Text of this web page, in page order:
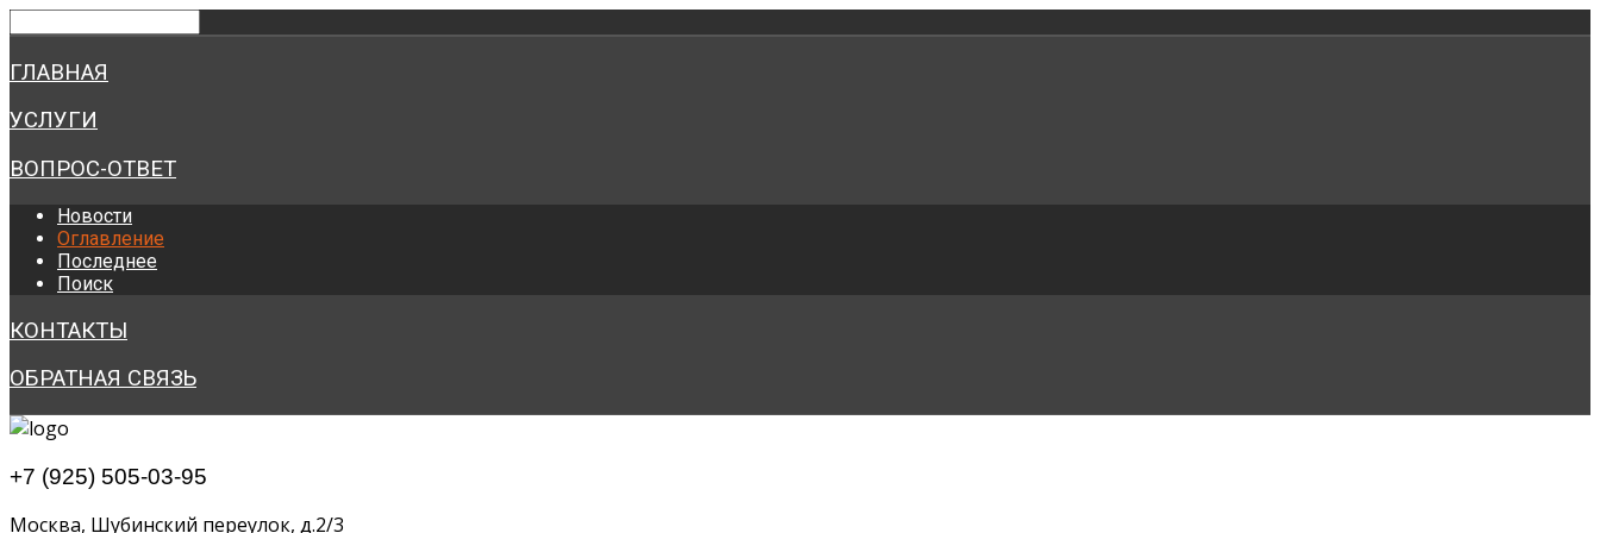
ГЛАВНАЯ
УСЛУГИ
ВОПРОС-ОТВЕТ
Новости
Оглавление
Последнее
Поиск
КОНТАКТЫ
ОБРАТНАЯ СВЯЗЬ
+7 (925) 505-03-95
Москва, Шубинский переулок, д.2/3